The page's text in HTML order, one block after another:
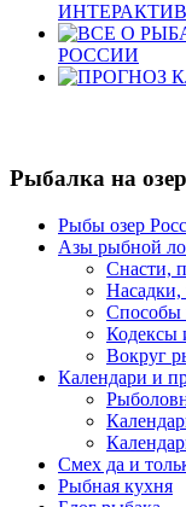
РОССИИ
Рыбалка на
Рыбы озер
Азы рыбной
Снасти,
Способы
Кодексы
Вокруг
Календари и
Смех да и
Рыбная кухня